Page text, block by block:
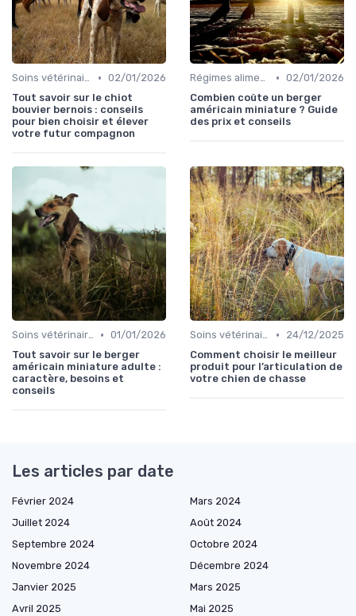
Soins vétérinaires pour chiens de chasse • 02/01/2026
Tout savoir sur le chiot
bouvier bernois : conseils
pour bien choisir et élever
votre futur compagnon
Régimes alimentaires spécifiques • 02/01/2026
Combien coûte un berger
américain miniature ? Guide
des prix et conseils
Soins vétérinaires pour chiens de chasse • 01/01/2026
Tout savoir sur le berger
américain miniature adulte :
caractère, besoins et
conseils
Soins vétérinaires pour chiens de chasse •
24/12/2025
Comment choisir le meilleur
produit pour l’articulation de
votre chien de chasse
Les articles par date
Février 2024
Mars 2024
Juillet 2024
Août 2024
Septembre 2024
Octobre 2024
Novembre 2024
Décembre 2024
Janvier 2025
Mars 2025
Avril 2025
Mai 2025